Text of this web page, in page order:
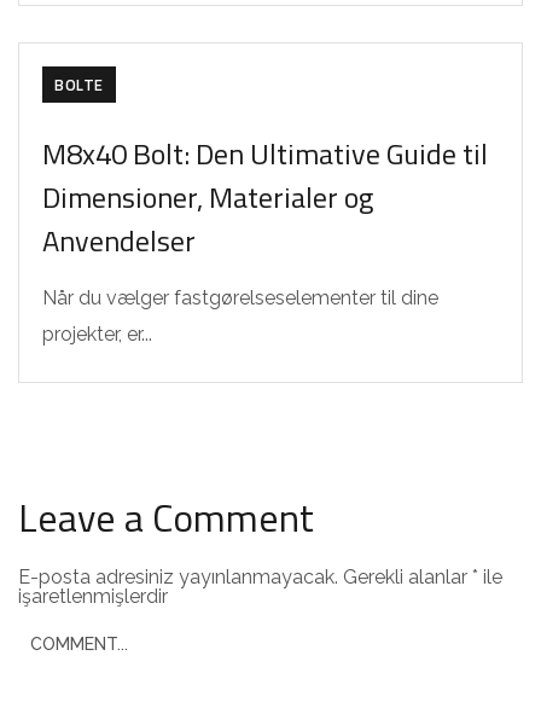
BOLTE
M8x40 Bolt: Den Ultimative Guide til
Dimensioner, Materialer og
Anvendelser
Når du vælger fastgørelseselementer til dine
projekter, er...
Leave a Comment
E-posta adresiniz yayınlanmayacak. Gerekli alanlar * ile
işaretlenmişlerdir